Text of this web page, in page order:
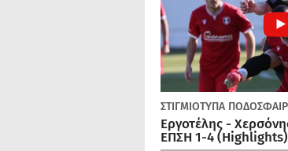
ΣΤΙΓΜΙΟΤΥΠΑ
Εργοτέλης -
ΕΠΣΗ 1-4 (Highlights)